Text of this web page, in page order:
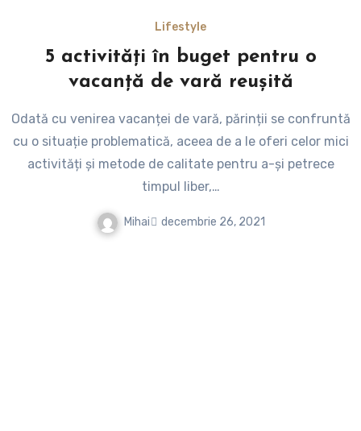
Lifestyle
5 activități în buget pentru o
vacanță de vară reușită
Odată cu venirea vacanței de vară, părinții se confruntă
cu o situație problematică, aceea de a le oferi celor mici
activități și metode de calitate pentru a-și petrece
timpul liber,…
Mihai decembrie 26, 2021